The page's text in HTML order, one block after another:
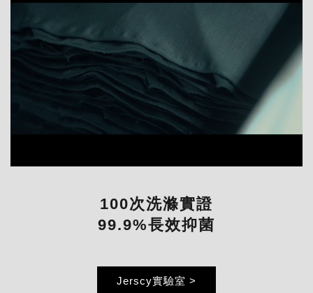
100次洗滌實證
99.9%長效抑菌
Jerscy實驗室 >